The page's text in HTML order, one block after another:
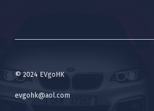
© 2024 EVgoHK
evgohk@aol.com